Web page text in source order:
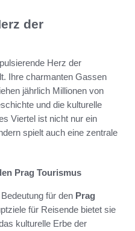
der
Herz der
Ihre charmanten Gassen
jährlich Millionen von
und die kulturelle
Viertel ist nicht nur ein
spielt auch eine zentrale
Prag Tourismus
für den Prag
für Reisende bietet sie
kulturelle Erbe der